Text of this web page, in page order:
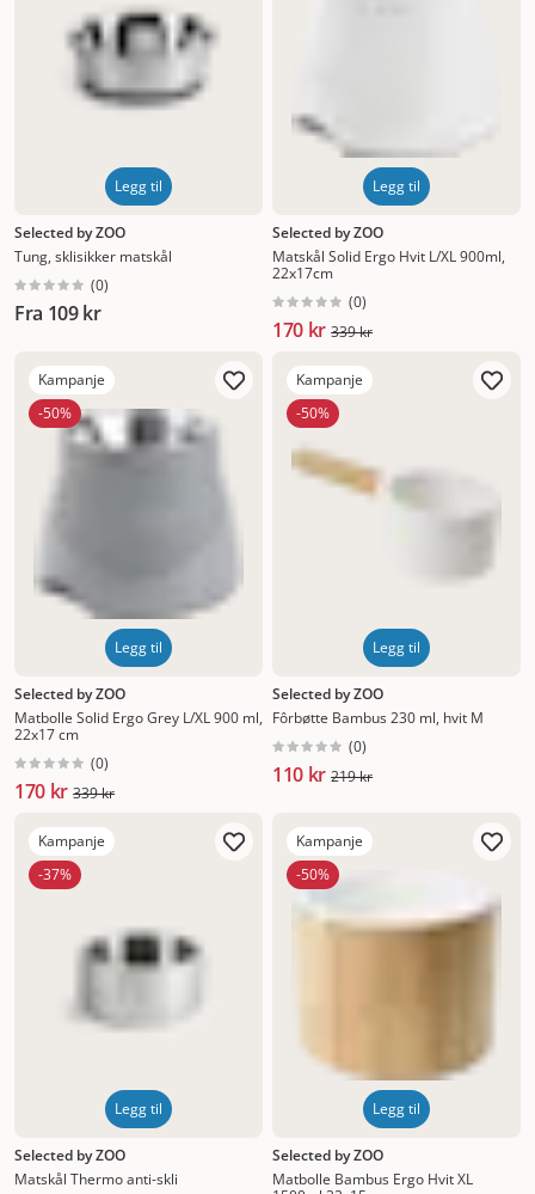
Legg til
Selected by ZOO
Tung, sklisikker matskål
(0)
Fra 109 kr
Legg til
Selected by ZOO
Matskål Solid Ergo Hvit L/XL 900ml,
22x17cm
(0)
170 kr 339 kr
Kampanje
-50%
Legg til
Selected by ZOO
Matbolle Solid Ergo Grey L/XL 900 ml,
22x17 cm
(0)
170 kr 339 kr
Kampanje
-50%
Legg til
Selected by ZOO
Fôrbøtte Bambus 230 ml, hvit M
(0)
110 kr 219 kr
Kampanje
-37%
Legg til
Selected by ZOO
Matskål Thermo anti-skli
Kampanje
-50%
Legg til
Selected by ZOO
Matbolle Bambus Ergo Hvit XL